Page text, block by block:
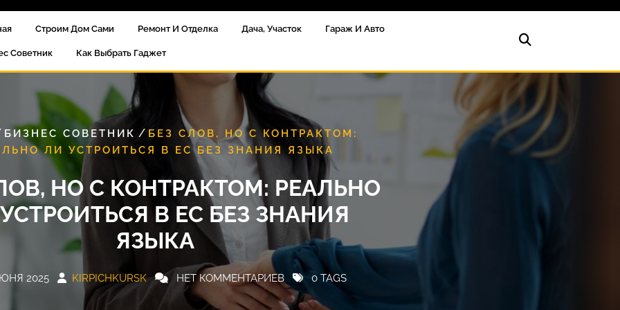
Строим Дом Сами Ремонт И Отделка Дача, Участок Гараж И Авто
Советник Как Выбрать Гаджет
БИЗНЕС СОВЕТНИК / БЕЗ СЛОВ, НО С КОНТРАКТОМ:
ЛИ УСТРОИТЬСЯ В ЕС БЕЗ ЗНАНИЯ ЯЗЫКА
НО С КОНТРАКТОМ: РЕАЛЬНО
В ЕС БЕЗ ЗНАНИЯ
ЯЗЫКА
2025 KIRPICHKURSK НЕТ КОММЕНТАРИЕВ 0 TAGS